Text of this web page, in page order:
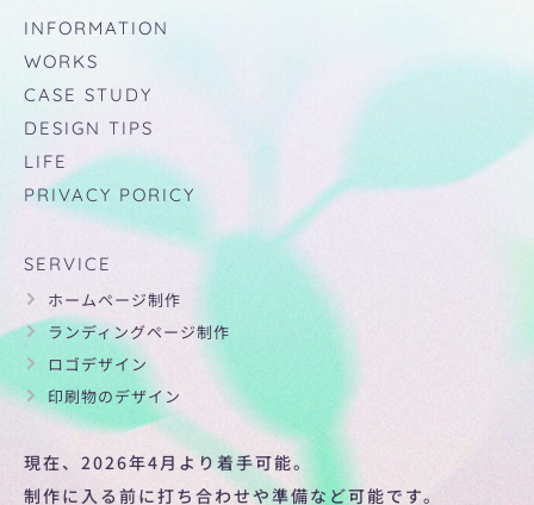
INFORMATION
WORKS
CASE STUDY
DESIGN TIPS
LIFE
PRIVACY PORICY
SERVICE
ホームページ制作
ランディングページ制作
ロゴデザイン
印刷物のデザイン
現在、2026年4月より着手可能。
制作に入る前に打ち合わせや準備など可能です。